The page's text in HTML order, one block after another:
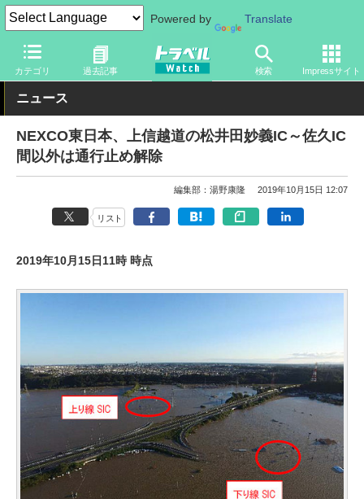
Powered by Translate
カテゴリ 過去記事 検索 Impressサイト
トラベル Watch 旅の方法 クルマ旅 高速道路
ニュース
NEXCO東日本、上信越道の松井田妙義IC～佐久IC
間以外は通行止め解除
編集部：湯野康隆 2019年10月15日 12:07
リスト
2019年10月15日11時 時点